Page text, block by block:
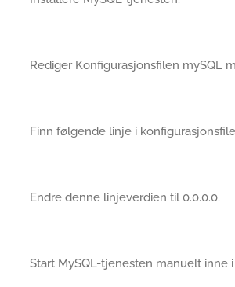
Rediger Konfigurasjonsfilen mySQL
Finn følgende linje i
Endre denne linjeverdien til 0.0.0.0.
Start MySQL-tjenesten manuelt inne